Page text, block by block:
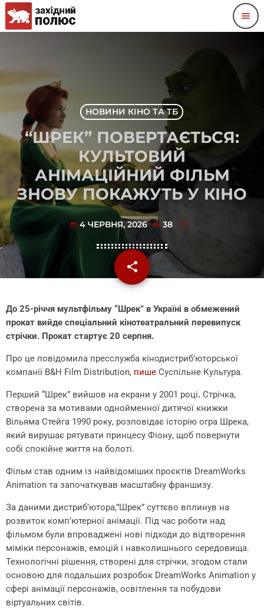
menu
НОВИНИ КІНО ТА ТБ
“ШРЕК” ПОВЕРТАЄТЬСЯ:
КУЛЬТОВИЙ
АНІМАЦІЙНИЙ ФІЛЬМ
ЗНОВУ ПОКАЖУТЬ У КІНО
today 4 ЧЕРВНЯ, 2026 38
share
email
До 25-річчя мультфільму “Шрек” в Україні в обмежений
прокат вийде спеціальний кінотеатральний перевипуск
стрічки. Прокат стартує 20 серпня.
Про це повідомила пресслужба кінодистриб’юторської
компанії B&H Film Distribution, пише Суспільне Культура.
Перший “Шрек” вийшов на екрани у 2001 році. Стрічка,
створена за мотивами однойменної дитячої книжки
Вільяма Стейга 1990 року, розповідає історію огра Шрека,
який вирушає рятувати принцесу Фіону, щоб повернути
собі спокійне життя на болоті.
Фільм став одним із найвідоміших проєктів DreamWorks
Animation та започаткував масштабну франшизу.
За даними дистриб’ютора,”Шрек” суттєво вплинув на
розвиток комп’ютерної анімації. Під час роботи над
фільмом були впроваджені нові підходи до відтворення
міміки персонажів, емоцій і навколишнього середовища.
Технологічні рішення, створені для стрічки, згодом стали
основою для подальших розробок DreamWorks Animation у
сфері анімації персонажів, освітлення та побудови
віртуальних світів.